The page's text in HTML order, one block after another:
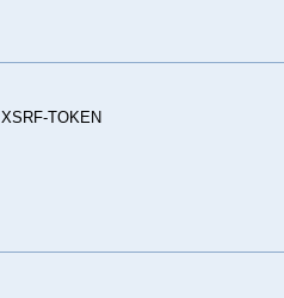
XSRF-TOKEN